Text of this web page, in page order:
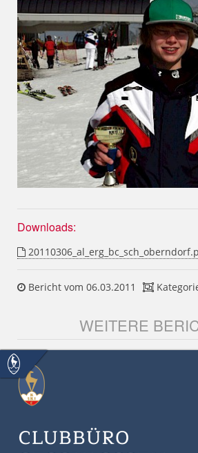
Downloads:
Bericht vom 06.03.2011
WEITERE